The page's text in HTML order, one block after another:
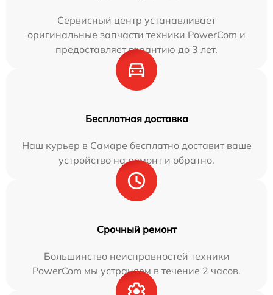
Сервисный центр устанавливает
оригинальные запчасти техники PowerCom и
предоставляет гарантию до 3 лет.
Бесплатная доставка
Наш курьер в Самаре бесплатно доставит ваше
устройство на ремонт и обратно.
Срочный ремонт
Большинство неисправностей техники
PowerCom мы устраняем в течение 2 часов.